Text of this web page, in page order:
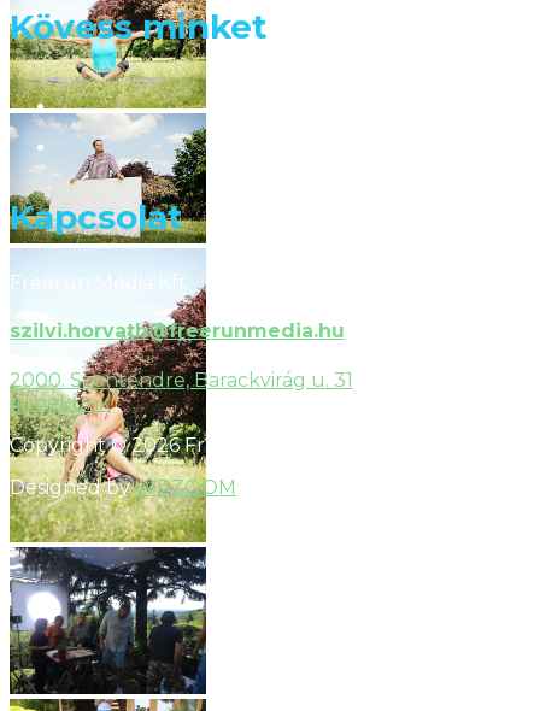
Kövess minket
facebook
youtube
Kapcsolat
Freerun Média Kft
szilvi.horvath@freerunmedia.hu
2000. Szentendre, Barackvirág u. 31
Írj nekünk
Copyright © 2026 FreerunMedia
Designed byWPZOOM